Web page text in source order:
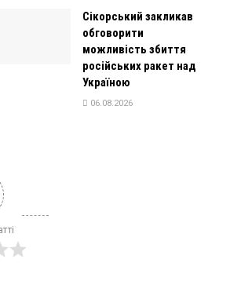
Сікорський закликав
обговорити
можливість збиття
російських ракет над
Україною
06.08.2026